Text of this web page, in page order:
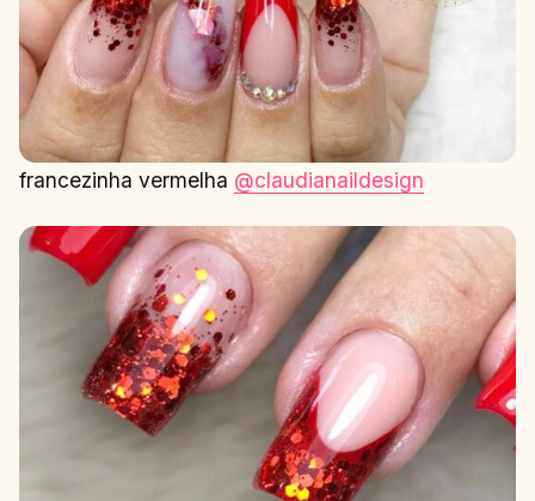
francezinha vermelha @claudianaildesign